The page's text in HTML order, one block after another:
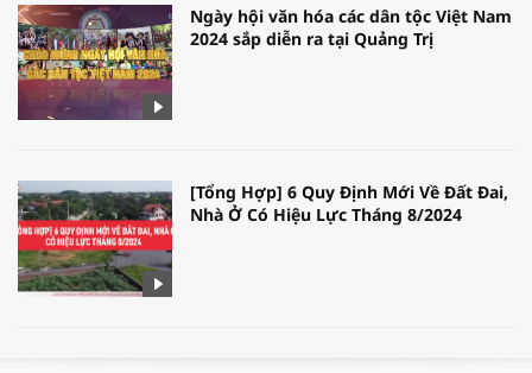
Ngày hội văn hóa các dân tộc Việt Nam
2024 sắp diễn ra tại Quảng Trị
[Tổng Hợp] 6 Quy Định Mới Về Đất Đai,
Nhà Ở Có Hiệu Lực Tháng 8/2024